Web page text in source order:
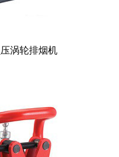
涡轮排烟机